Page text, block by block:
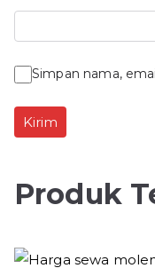
Simpan nama,
Produk